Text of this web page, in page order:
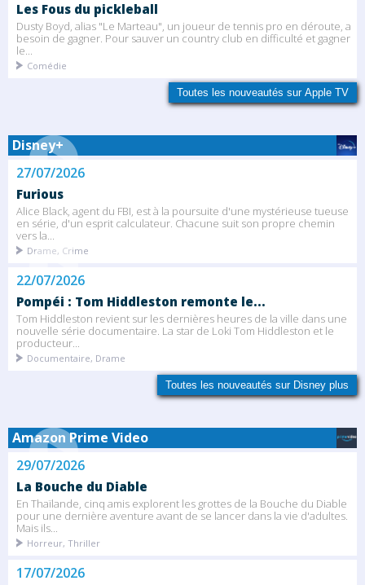
Les Fous du pickleball
Dusty Boyd, alias "Le Marteau", un joueur de tennis pro en déroute, a
besoin de gagner. Pour sauver un country club en difficulté et gagner
le...
Comédie
Toutes les nouveautés sur Apple TV
Disney+
27/07/2026
Furious
Alice Black, agent du FBI, est à la poursuite d'une mystérieuse tueuse
en série, d'un esprit calculateur. Chacune suit son propre chemin
vers la...
Drame, Crime
22/07/2026
Pompéi : Tom Hiddleston remonte le...
Tom Hiddleston revient sur les dernières heures de la ville dans une
nouvelle série documentaire. La star de Loki Tom Hiddleston et le
producteur...
Documentaire, Drame
Toutes les nouveautés sur Disney plus
Amazon Prime Video
29/07/2026
La Bouche du Diable
En Thaïlande, cinq amis explorent les grottes de la Bouche du Diable
pour une dernière aventure avant de se lancer dans la vie d'adultes.
Mais ils...
Horreur, Thriller
17/07/2026